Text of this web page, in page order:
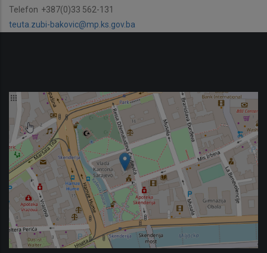
Telefon +387(0)33 562-131
teuta.zubi-bakovic@mp.ks.gov.ba